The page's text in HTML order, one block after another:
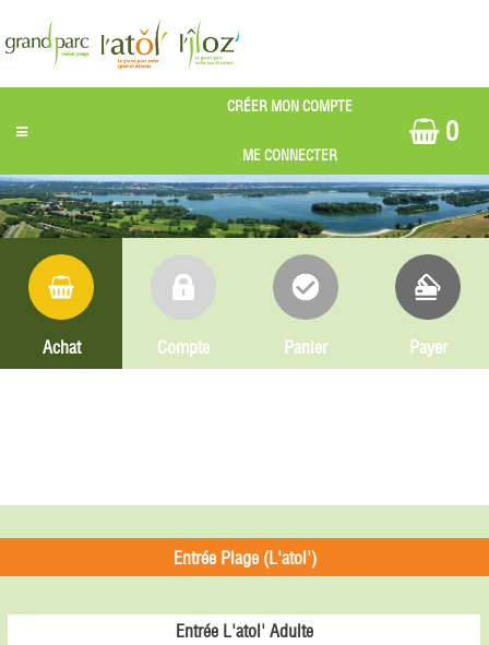
0
Achat Compte Panier Payer
Entrée Plage (L'atol')
Entrée L'atol' Adulte